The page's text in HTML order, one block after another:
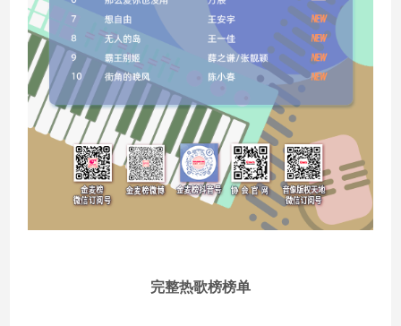
完整热歌榜榜单